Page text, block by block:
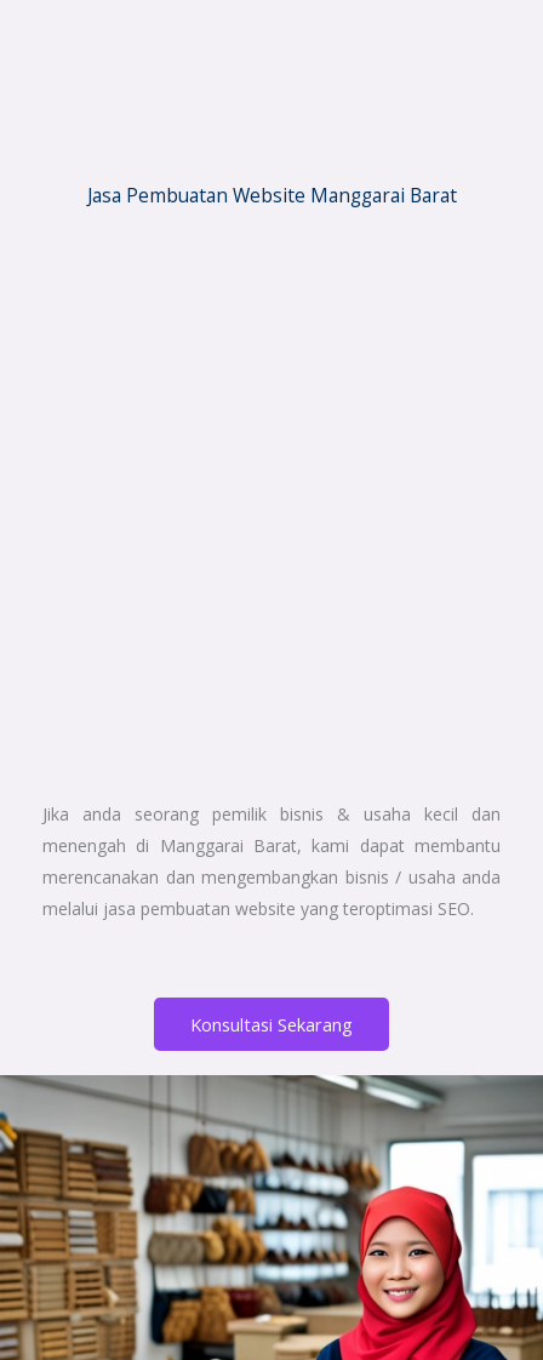
Jasa Pembuatan Website Manggarai Barat
Jika anda seorang pemilik bisnis & usaha kecil dan
menengah di Manggarai Barat, kami dapat membantu
merencanakan dan mengembangkan bisnis / usaha anda
melalui jasa pembuatan website yang teroptimasi SEO.
Konsultasi Sekarang